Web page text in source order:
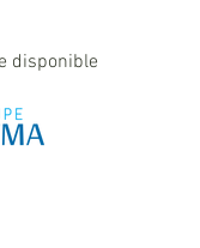
disponible